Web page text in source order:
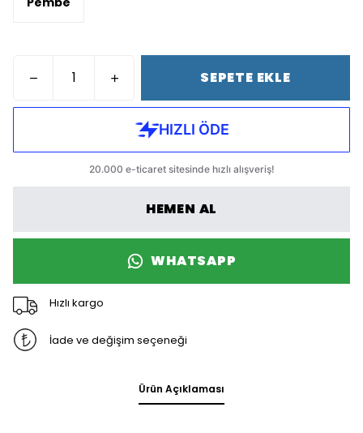
SEPETE EKLE
HEMEN AL
WHATSAPP
Hızlı kargo
İade ve değişim seçeneği
Ürün Açıklaması